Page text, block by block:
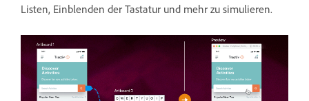
Listen, Einblenden der Tastatur und mehr zu simulieren.